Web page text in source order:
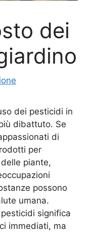
dei
dei pesticidi in
dibattuto. Se
di
per
piante,
possono
umana.
significa
immediati, ma